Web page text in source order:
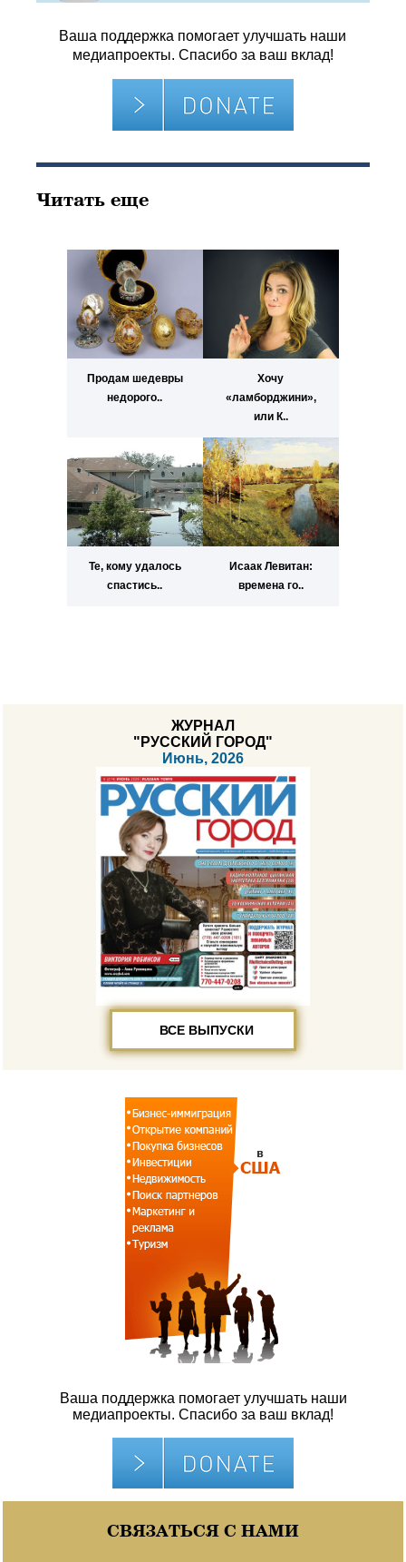
Ваша поддержка помогает улучшать наши
медиапроекты. Спасибо за ваш вклад!
Читать еще
Продам шедевры
недорого..
Хочу
«ламборджини»,
или К..
Те, кому удалось
спастись..
Исаак Левитан:
времена го..
ЖУРНАЛ
"РУССКИЙ ГОРОД"
Июнь, 2026
ВСЕ ВЫПУСКИ
Ваша поддержка помогает улучшать наши
медиапроекты. Спасибо за ваш вклад!
СВЯЗАТЬСЯ С НАМИ